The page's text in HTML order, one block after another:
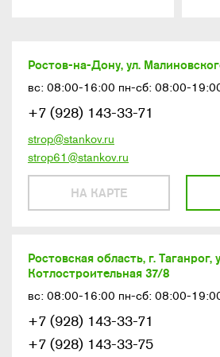
Ростов-на-Дону, ул.
вс: 08:00-16:00 пн-сб: 08:00-
НА КАРТЕ
+7 (928) 143-33-71
strop@stankov.ru
strop61@stankov.ru
Ростовская область, г. Таганрог,
Котлостроительная 37/8
вс: 08:00-16:00 пн-сб: 08:00-
+7 (928) 143-33-71
+7 (928) 143-33-75